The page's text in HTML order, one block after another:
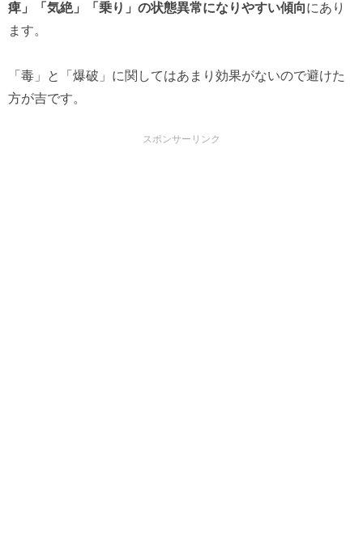
痺」「気絶」「乗り」の状態異常になりやすい傾向にあり
ます。
「毒」と「爆破」に関してはあまり効果がないので避けた
方が吉です。
スポンサーリンク